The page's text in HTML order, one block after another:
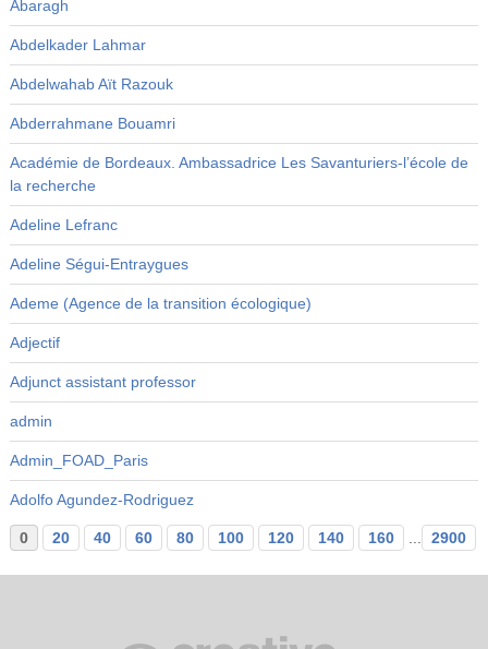
Abaragh
Abdelkader Lahmar
Abdelwahab Aït Razouk
Abderrahmane Bouamri
Académie de Bordeaux. Ambassadrice Les Savanturiers-l’école de
la recherche
Adeline Lefranc
Adeline Ségui-Entraygues
Ademe (Agence de la transition écologique)
Adjectif
Adjunct assistant professor
admin
Admin_FOAD_Paris
Adolfo Agundez-Rodriguez
0 20 40 60 80 100 120 140 160 2900